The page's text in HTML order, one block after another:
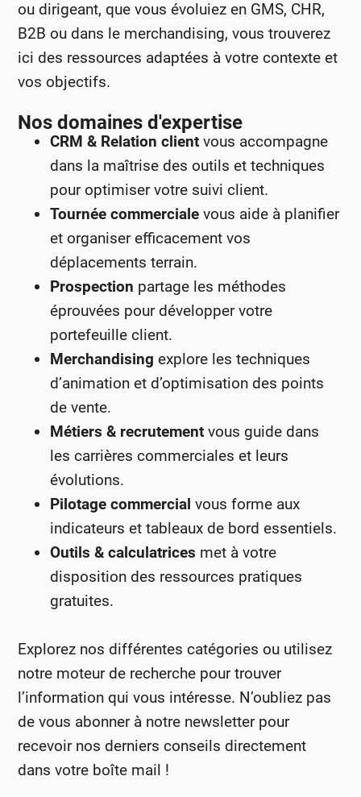
ou dirigeant, que vous évoluiez en GMS, CHR,
B2B ou dans le merchandising, vous trouverez
ici des ressources adaptées à votre contexte et
vos objectifs.
Nos domaines d'expertise
CRM & Relation client vous accompagne
dans la maîtrise des outils et techniques
pour optimiser votre suivi client.
Tournée commerciale vous aide à planifier
et organiser efficacement vos
déplacements terrain.
Prospection partage les méthodes
éprouvées pour développer votre
portefeuille client.
Merchandising explore les techniques
d’animation et d’optimisation des points
de vente.
Métiers & recrutement vous guide dans
les carrières commerciales et leurs
évolutions.
Pilotage commercial vous forme aux
indicateurs et tableaux de bord essentiels.
Outils & calculatrices met à votre
disposition des ressources pratiques
gratuites.
Explorez nos différentes catégories ou utilisez
notre moteur de recherche pour trouver
l’information qui vous intéresse. N’oubliez pas
de vous abonner à notre newsletter pour
recevoir nos derniers conseils directement
dans votre boîte mail !